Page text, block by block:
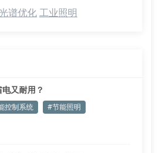
光谱优化工业照明
又耐用？
控制系统 #节能照明